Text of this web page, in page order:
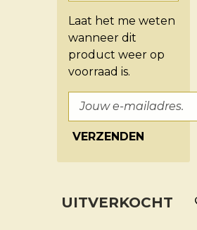
Laat het me weten
wanneer dit
product weer op
voorraad is.
VERZENDEN
UITVERKOCHT